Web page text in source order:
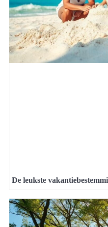
De leukste